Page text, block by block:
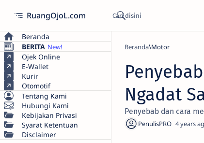
RuangOjoL.com
Beranda
BERITA
Ojek Online
E-Wallet
Kurir
Otomotif
Tentang Kami
Hubungi Kami
Kebijakan Privasi
Syarat Ketentuan
Disclaimer
Beranda Motor
Ngadat
Penyebab dan cara
4 years